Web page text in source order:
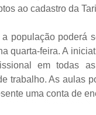
ao cadastro da
população poderá
quarta-feira. A
em todas
trabalho. As aulas
uma conta de